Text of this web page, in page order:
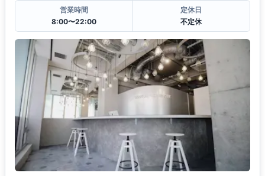
営業時間
8:00〜22:00
定休日
不定休